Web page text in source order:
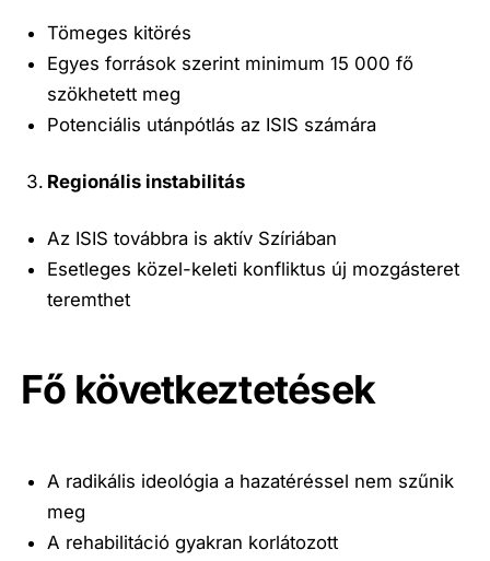
Tömeges kitörés
Egyes források szerint minimum 15 000 fő
szökhetett meg
Potenciális utánpótlás az ISIS számára
Regionális instabilitás
Az ISIS továbbra is aktív Szíriában
Esetleges közel-keleti konfliktus új mozgásteret
teremthet
Fő következtetések
A radikális ideológia a hazatéréssel nem szűnik
meg
A rehabilitáció gyakran korlátozott